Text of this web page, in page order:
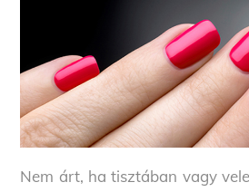
Nem árt, ha tisztában vagy